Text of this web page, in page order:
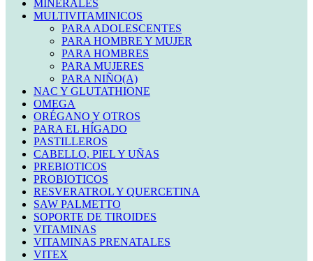
MINERALES
MULTIVITAMINICOS
PARA ADOLESCENTES
PARA HOMBRE Y MUJER
PARA HOMBRES
PARA MUJERES
PARA NIÑO(A)
NAC Y GLUTATHIONE
OMEGA
ORÉGANO Y OTROS
PARA EL HÍGADO
PASTILLEROS
CABELLO, PIEL Y UÑAS
PREBIOTICOS
PROBIOTICOS
RESVERATROL Y QUERCETINA
SAW PALMETTO
SOPORTE DE TIROIDES
VITAMINAS
VITAMINAS PRENATALES
VITEX